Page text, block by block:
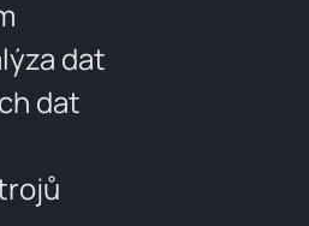
dat
dat